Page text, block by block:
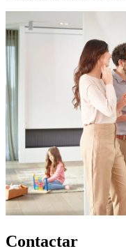
Contactar